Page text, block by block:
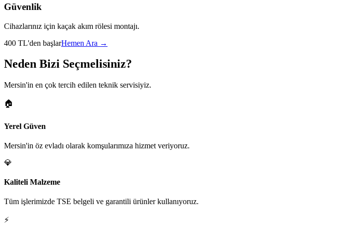
Güvenlik
Cihazlarınız için kaçak akım rölesi montajı.
400 TL'den başlarHemen Ara →
Neden Bizi Seçmelisiniz?
Mersin'in en çok tercih edilen teknik servisiyiz.
🏠
Yerel Güven
Mersin'in öz evladı olarak komşularımıza hizmet veriyoruz.
💎
Kaliteli Malzeme
Tüm işlerimizde TSE belgeli ve garantili ürünler kullanıyoruz.
⚡